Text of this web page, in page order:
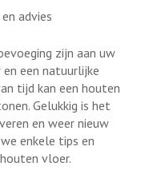
advies
zijn aan uw
een natuurlijke
tijd kan een houten
Gelukkig is het
en weer nieuw
enkele tips en
vloer.